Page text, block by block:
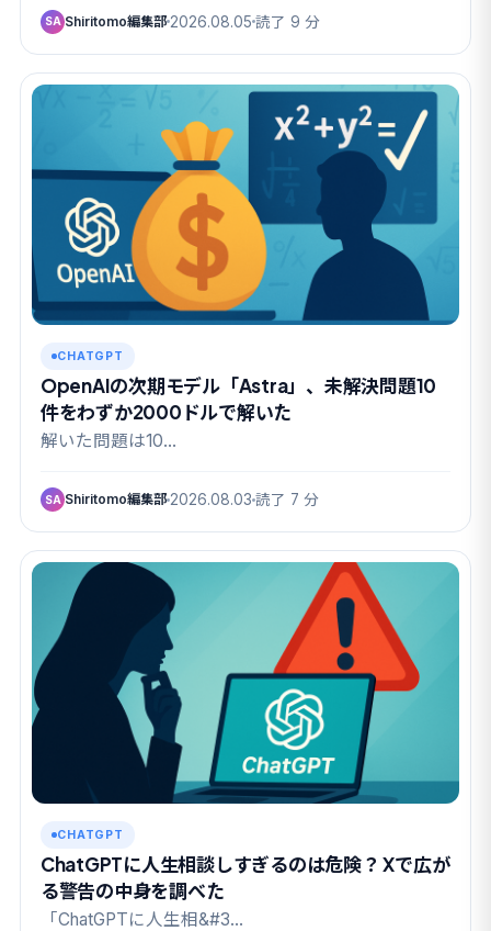
SA Shiritomo編集部 2026.08.05 読了 9 分
CHATGPT
OpenAIの次期モデル「Astra」、未解決問題10
件をわずか2000ドルで解いた
解いた問題は10…
SA Shiritomo編集部 2026.08.03 読了 7 分
CHATGPT
ChatGPTに人生相談しすぎるのは危険？ Xで広が
る警告の中身を調べた
「ChatGPTに人生相&#3…